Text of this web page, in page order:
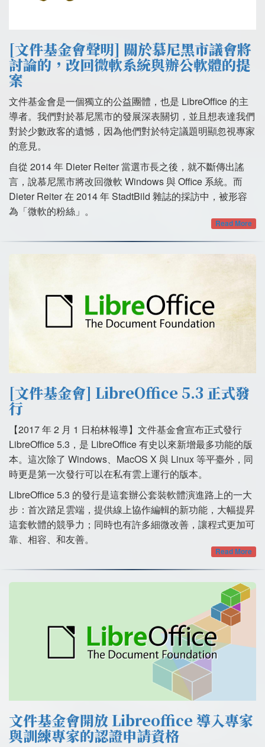
[文件基金會聲明] 關於慕尼黑市議會將
討論的，改回微軟系統與辦公軟體的提
案
文件基金會是一個獨立的公益團體，也是 LibreOffice 的主
導者。我們對於慕尼黑市的發展深表關切，並且想表達我們
對於少數政客的遺憾，因為他們對於特定議題明顯忽視專家
的意見。
自從 2014 年 Dieter Reiter 當選市長之後，就不斷傳出謠
言，說慕尼黑市將改回微軟 Windows 與 Office 系統。而
Dieter Reiter 在 2014 年 StadtBild 雜誌的採訪中，被形容
為「微軟的粉絲」。
Read More
[文件基金會] LibreOffice 5.3 正式發
行
【2017 年 2 月 1 日柏林報導】文件基金會宣布正式發行
LibreOffice 5.3，是 LibreOffice 有史以來新增最多功能的版
本。這次除了 Windows、MacOS X 與 Linux 等平臺外，同
時更是第一次發行可以在私有雲上運行的版本。
LibreOffice 5.3 的發行是這套辦公套裝軟體演進路上的一大
步：首次踏足雲端，提供線上協作編輯的新功能，大幅提昇
這套軟體的競爭力；同時也有許多細微改善，讓程式更加可
靠、相容、和友善。
Read More
文件基金會開放 Libreoffice 導入專家
與訓練專家的認證申請資格